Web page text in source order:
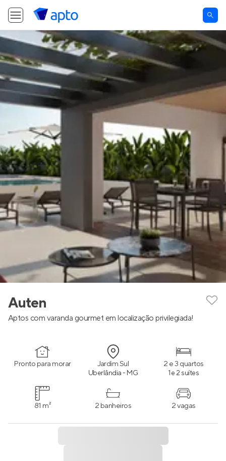
Auten
Aptos com varanda gourmet em localização privilegiada!
Pronto para morar Jardim Sul
Uberlândia - MG
2 e 3 quartos
1 e 2 suítes
81 m² 2 banheiros 2 vagas